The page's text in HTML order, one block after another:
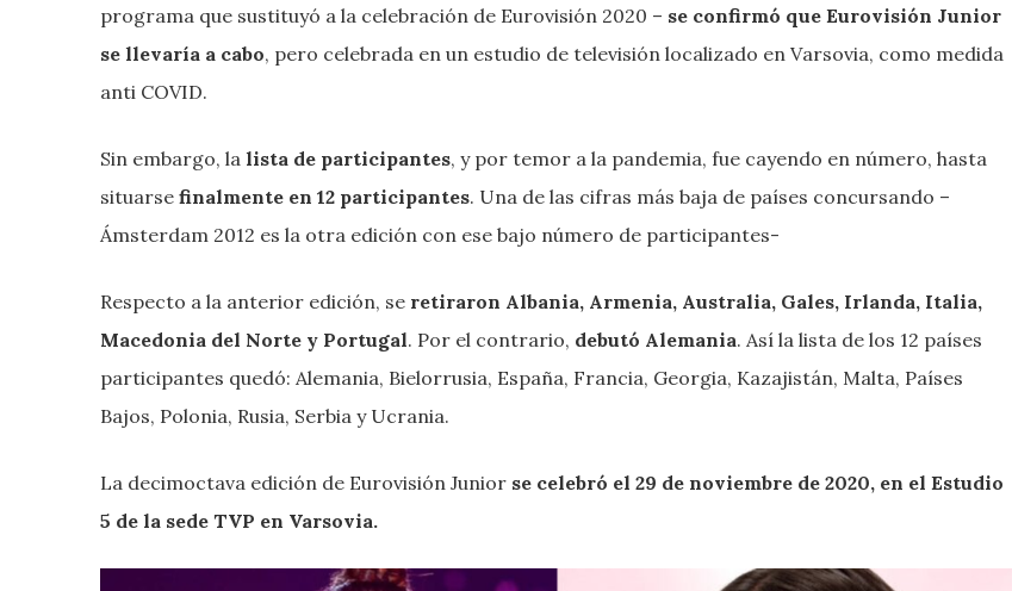
programa que sustituyó a la celebración de Eurovisión 2020 – se confirmó que Eurovisión Junior
se llevaría a cabo, pero celebrada en un estudio de televisión localizado en Varsovia, como medida
anti COVID.
Sin embargo, la lista de participantes, y por temor a la pandemia, fue cayendo en número, hasta
situarse finalmente en 12 participantes. Una de las cifras más baja de países concursando –
Ámsterdam 2012 es la otra edición con ese bajo número de participantes-
Respecto a la anterior edición, se retiraron Albania, Armenia, Australia, Gales, Irlanda, Italia,
Macedonia del Norte y Portugal. Por el contrario, debutó Alemania. Así la lista de los 12 países
participantes quedó: Alemania, Bielorrusia, España, Francia, Georgia, Kazajistán, Malta, Países
Bajos, Polonia, Rusia, Serbia y Ucrania.
La decimoctava edición de Eurovisión Junior se celebró el 29 de noviembre de 2020, en el Estudio
5 de la sede TVP en Varsovia.